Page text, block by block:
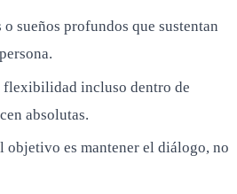
sueños profundos que sustentan
incluso dentro de
absolutas.
es mantener el diálogo, no